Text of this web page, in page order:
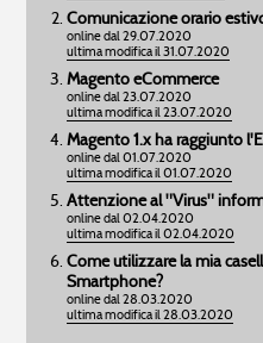
Comunicazione orario
online dal 29.07.2020
ultima modifica il 31.07.2020
Magento eCommerce
online dal 23.07.2020
ultima modifica il 23.07.2020
Magento 1.x ha raggiunto
online dal 01.07.2020
ultima modifica il 01.07.2020
Attenzione al "Virus"
online dal 02.04.2020
ultima modifica il 02.04.2020
Come utilizzare la mia
Smartphone?
online dal 28.03.2020
ultima modifica il 28.03.2020